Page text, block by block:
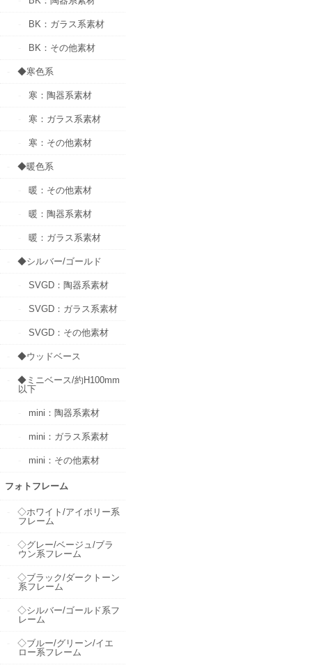
BK：ガラス系素材
BK：その他素材
◆寒色系
寒：陶器系素材
寒：ガラス系素材
寒：その他素材
◆暖色系
暖：その他素材
暖：陶器系素材
暖：ガラス系素材
◆シルバー/ゴールド
SVGD：陶器系素材
SVGD：ガラス系素材
SVGD：その他素材
◆ウッドベース
◆ミニベース/約H100mm
以下
mini：陶器系素材
mini：ガラス系素材
mini：その他素材
フォトフレーム
◇ホワイト/アイボリー系
フレーム
◇グレー/ベージュ/ブラ
ウン系フレーム
◇ブラック/ダークトーン
系フレーム
◇シルバー/ゴールド系フ
レーム
◇ブルー/グリーン/イエ
ロー系フレーム